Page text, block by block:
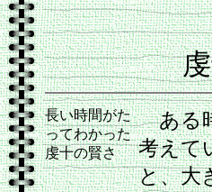
長い時間がた
ってわかった
虔十の賢さ
ある時
考えて
と、大